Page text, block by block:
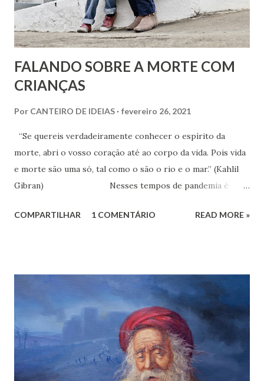
FALANDO SOBRE A MORTE COM
CRIANÇAS
Por CANTEIRO DE IDEIAS fevereiro 26, 2021
“Se quereis verdadeiramente conhecer o espírito da
morte, abri o vosso coração até ao corpo da vida. Pois vida
e morte são uma só, tal como o são o rio e o mar.” (Kahlil
Gibran) Nesses tempos de pandemia é
com as questões inerentes à morte, quer sejam no
COMPARTILHAR 1 COMENTÁRIO READ MORE »